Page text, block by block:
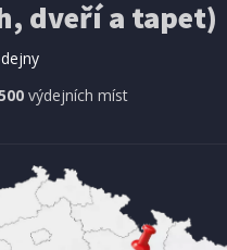
KO-CY5910600 Síť
210 x 100 cm
dveří a tapet)
výdejních míst